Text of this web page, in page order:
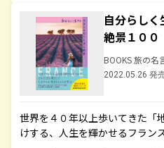
自分らし
絶景１００
BOOKS 旅の名
2022.05.26 発
世界を４０年以上歩いてきた「
けする、人生を輝かせるフラン